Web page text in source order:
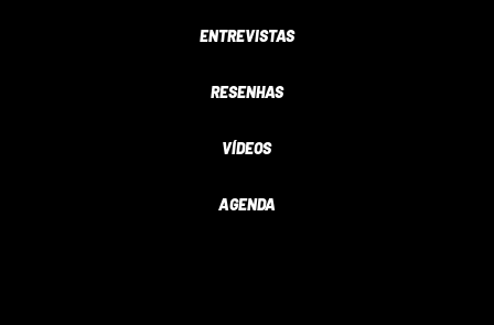
ENTREVISTAS
RESENHAS
VÍDEOS
AGENDA